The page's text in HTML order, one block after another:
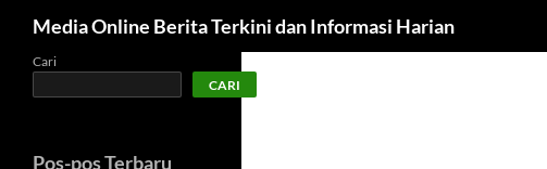
Langsung
Media Online Berita Terkini dan Informasi Harian
Cari
CARI
Pos-pos Terbaru